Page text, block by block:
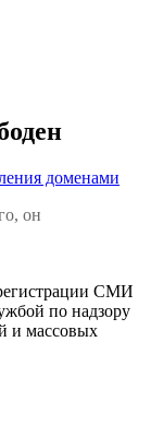
доменами
он
СМИ
по надзору
и массовых